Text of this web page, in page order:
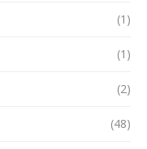
(1)
(1)
(2)
(48)